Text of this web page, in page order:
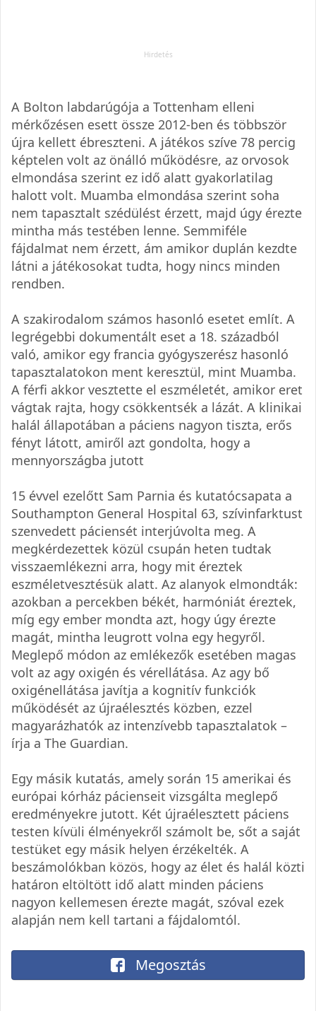
A Bolton labdarúgója a Tottenham elleni
mérkőzésen esett össze 2012-ben és többször
újra kellett ébreszteni. A játékos szíve 78 percig
képtelen volt az önálló működésre, az orvosok
elmondása szerint ez idő alatt gyakorlatilag
halott volt. Muamba elmondása szerint soha
nem tapasztalt szédülést érzett, majd úgy érezte
mintha más testében lenne. Semmiféle
fájdalmat nem érzett, ám amikor duplán kezdte
látni a játékosokat tudta, hogy nincs minden
rendben.
A szakirodalom számos hasonló esetet említ. A
legrégebbi dokumentált eset a 18. századból
való, amikor egy francia gyógyszerész hasonló
tapasztalatokon ment keresztül, mint Muamba.
A férfi akkor vesztette el eszméletét, amikor eret
vágtak rajta, hogy csökkentsék a lázát. A klinikai
halál állapotában a páciens nagyon tiszta, erős
fényt látott, amiről azt gondolta, hogy a
mennyországba jutott
15 évvel ezelőtt Sam Parnia és kutatócsapata a
Southampton General Hospital 63, szívinfarktust
szenvedett páciensét interjúvolta meg. A
megkérdezettek közül csupán heten tudtak
visszaemlékezni arra, hogy mit éreztek
eszméletvesztésük alatt. Az alanyok elmondták:
azokban a percekben békét, harmóniát éreztek,
míg egy ember mondta azt, hogy úgy érezte
magát, mintha leugrott volna egy hegyről.
Meglepő módon az emlékezők esetében magas
volt az agy oxigén és vérellátása. Az agy bő
oxigénellátása javítja a kognitív funkciók
működését az újraélesztés közben, ezzel
magyarázhatók az intenzívebb tapasztalatok –
írja a The Guardian.
Egy másik kutatás, amely során 15 amerikai és
európai kórház pácienseit vizsgálta meglepő
eredményekre jutott. Két újraélesztett páciens
testen kívüli élményekről számolt be, sőt a saját
testüket egy másik helyen érzékelték. A
beszámolókban közös, hogy az élet és halál közti
határon eltöltött idő alatt minden páciens
nagyon kellemesen érezte magát, szóval ezek
alapján nem kell tartani a fájdalomtól.
Megosztás